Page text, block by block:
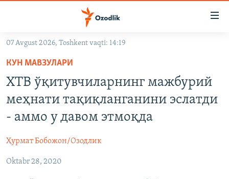
Асосий
навигацияга
ўтинг
Қидиришга
ўтинг
OZODARXIV
На русском
ИЖТИМОИЙ ТАРМОҚЛАР
07 Avgust 2026, Toshkent vaqti: 14:19
КУН МАВЗУЛАРИ
ХТВ ўқитувчиларнинг мажбурий
меҳнати тақиқланганини эслатди
- аммо у давом этмоқда
Ҳурмат Бобожон/Озодлик
Oktabr 28, 2020